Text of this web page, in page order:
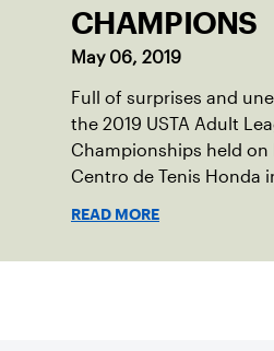
CHAMPIONS
May 06, 2019
Full of surprises and
the 2019 USTA Adult
Championships held on
Centro de Tenis Honda
READ MORE